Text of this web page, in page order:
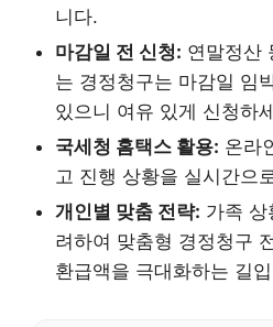
니다.
마감일 전 신청: 연말정산
는 경정청구는 마감일 임
있으니 여유 있게 신청하
국세청 홈택스 활용: 온라
고 진행 상황을 실시간으
개인별 맞춤 전략: 가족
려하여 맞춤형 경정청구
환급액을 극대화하는 길